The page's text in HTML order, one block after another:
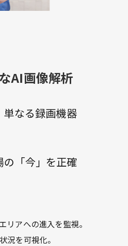
AI画像解析
なる録画機器
「今」を正確
リアへの進入を監視。
況を可視化。